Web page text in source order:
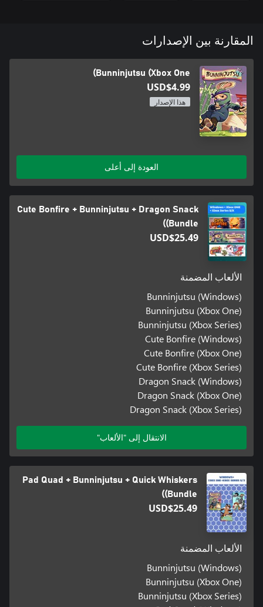
المقارنة بين الإصدارات
Bunninjutsu (Xbox One)
USD$4.99
هذا الإصدار
العودة إلى أعلى
Cute Bonfire + Bunninjutsu + Dragon Snack
(Bundle)
USD$25.49
الألعاب المضمنة
Bunninjutsu (Windows)
Bunninjutsu (Xbox One)
Bunninjutsu (Xbox Series)
Cute Bonfire (Windows)
Cute Bonfire (Xbox One)
Cute Bonfire (Xbox Series)
Dragon Snack (Windows)
Dragon Snack (Xbox One)
Dragon Snack (Xbox Series)
الانتقال إلى "الألعاب"
Pad Quad + Bunninjutsu + Quick Whiskers
(Bundle)
USD$25.49
الألعاب المضمنة
Bunninjutsu (Windows)
Bunninjutsu (Xbox One)
Bunninjutsu (Xbox Series)